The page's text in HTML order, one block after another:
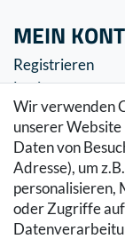
Wir verwenden
unserer
Daten von
Adresse), um
personalisieren,
oder Zugriffe
MEIN
Registrieren
Login
SERVICE
Zahlung &
Warenkorb
Zur Kasse
Hilfe